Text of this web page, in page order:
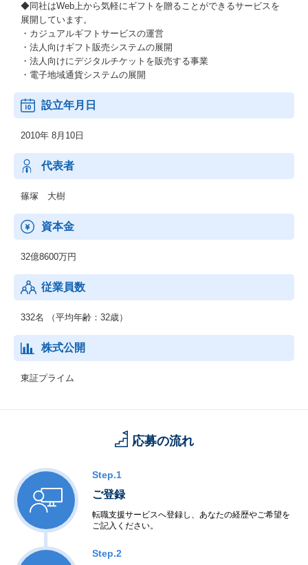
◆同社はWeb上から気軽にギフトを贈ることができるサービスを
展開しています。
・カジュアルギフトサービスの運営
・法人向けギフト販売システムの展開
・法人向けにデジタルチケットを販売する事業
・電子地域通貨システムの展開
設立年月日
2010年 8月10日
代表者
篠塚 大樹
資本金
32億8600万円
従業員数
332名 （平均年齢：32歳）
株式公開
東証プライム
応募の流れ
Step.1
ご登録
転職支援サービスへ登録し、あなたの経歴やご希望を
ご記入ください。
Step.2